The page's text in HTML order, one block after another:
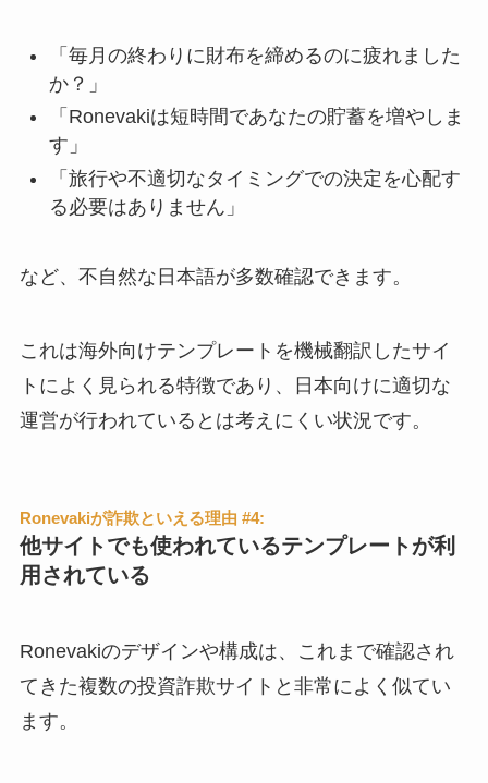
「毎月の終わりに財布を締めるのに疲れました
か？」
「Ronevakiは短時間であなたの貯蓄を増やしま
す」
「旅行や不適切なタイミングでの決定を心配す
る必要はありません」
など、不自然な日本語が多数確認できます。
これは海外向けテンプレートを機械翻訳したサイ
トによく見られる特徴であり、日本向けに適切な
運営が行われているとは考えにくい状況です。
Ronevakiが詐欺といえる理由 #4:
他サイトでも使われているテンプレートが利
用されている
Ronevakiのデザインや構成は、これまで確認され
てきた複数の投資詐欺サイトと非常によく似てい
ます。